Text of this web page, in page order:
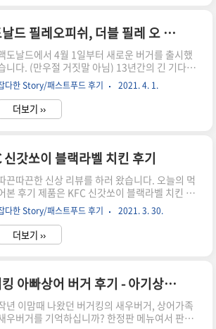
렇게 신메뉴가 나왔습니다. 가격은 싸이플렉스
거 - 단품 6,600원 / 세트 8,600원 양념치킨 싸이
거 - 단품 3,900원 / 세트 5,900원 간장마늘 싸이
거 - 단품 3,900원 / 세트 5,900원 그럼, 바로 싸
버거 패티가 2장 들어간 버거로 고고! 싸이플렉
버거 직접 먹어보고서 올리는 후기 입..
신상 리뷰 - 맥도날드 필레오피쉬, 더블 필레 오 피쉬 리얼 후기
도날드에서 4월 1일부터 새로운 버거를 출시했
니다. (만우절 거짓말 아님) 13년간의 긴 기다림
에, 신선한 맛 가득 담아 알래스카에서 왔다. 펠
오 피쉬 (Filet-O-Fish), 더블 필레 오 피쉬
Filet-O-Fish) (더블버거는 한정판) 오늘
아침에 울리는 소리 '카톡왔숑~' 다름 아닌 맥도
매했던 메뉴 중 하나였다고 합니다. 그리고 2008
단종. 그리고 13년 만의 재출시이니, 기억하시
분들이 많으시겠네요 맥도날드 필레오피쉬 시식
기 먼저 가격 정보입니다. 필레 오 피쉬버거 세트
격은 4,500원 더블필레 오 피쉬버거 세트 가격은
원 단품 가격은..
다한 Story/패스트푸드 후기 2021. 4. 1.
더보기 ››
갓쏘이 블랙라벨 치킨 후기
끈따끈한 신상 리뷰를 하러 왔습니다. 오늘의 먹
본 후기 제품은 KFC 신갓쏘이 블랙라벨 치킨 기
에 신갓쏘이 치킨은 있었지만 블랙라벨 라인으로
3월 30일 (포스팅 기준 오늘!) 출시되었습니다.
톡왔숑~ 확인을 해 보니 KFC에서 온 메세지입니
. 신갓쏘이 블랙라벨 치킨이 출시되었다는 소식
다. 본문 하단에 내용을 넣겠지만, 신갓쏘이 블랙
벨 치킨도 출시 기념으로 세트메뉴 할인 쿠폰을
고 있습니다. KFC 앱을 통해 받을 수도 있고,
카카오특 플러스친구 채널을 통할 수도 있습
다한 Story/패스트푸드 후기 2021. 3. 30.
더보기 ››
신상 리뷰 - 버거킹 아빠상어 버거 후기 - 아기상어, 엄마상어 버거
년 이맘때 나왔던 버거킹의 새우버거, 상어가족
우버거를 기억하십니까? 한정판 메뉴여서 판매